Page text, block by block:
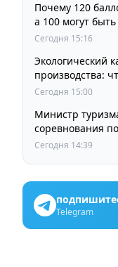
Почему 120
а 100 могут
Сегодня 15:16
Экологический
производства:
Сегодня 15:00
Министр
соревнования
«Игр Будущего
Сегодня 14:39
Telegram